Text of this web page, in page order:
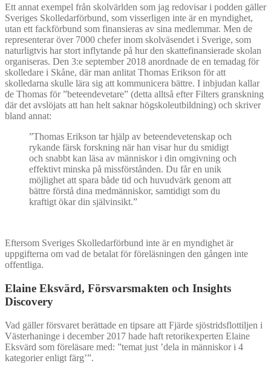
Ett annat exempel från skolvärlden som jag redovisar i podden gäller
Sveriges Skolledarförbund, som visserligen inte är en myndighet,
utan ett fackförbund som finansieras av sina medlemmar. Men de
representerar över 7000 chefer inom skolväsendet i Sverige, som
naturligtvis har stort inflytande på hur den skattefinansierade skolan
organiseras. Den 3:e september 2018 anordnade de en temadag för
skolledare i Skåne, där man anlitat Thomas Erikson för att
skolledarna skulle lära sig att kommunicera bättre. I inbjudan kallar
de Thomas för ”beteendevetare” (detta alltså efter Filters granskning
där det avslöjats att han helt saknar högskoleutbildning) och skriver
bland annat:
”Thomas Erikson tar hjälp av beteendevetenskap och
rykande färsk forskning när han visar hur du smidigt
och snabbt kan läsa av människor i din omgivning och
effektivt minska på missförstånden. Du får en unik
möjlighet att spara både tid och huvudvärk genom att
bättre förstå dina medmänniskor, samtidigt som du
kraftigt ökar din självinsikt.”
Eftersom Sveriges Skolledarförbund inte är en myndighet är
uppgifterna om vad de betalat för föreläsningen den gången inte
offentliga.
Elaine Eksvärd, Försvarsmakten och Insights
Discovery
Vad gäller försvaret berättade en tipsare att Fjärde sjöstridsflottiljen i
Västerhaninge i december 2017 hade haft retorikexperten Elaine
Eksvärd som föreläsare med: ”temat just ’dela in människor i 4
kategorier enligt färg’”.